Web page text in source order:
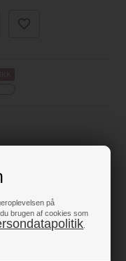
på
brugen af cookies som